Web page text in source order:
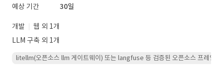
예상 기간
30일
개발
웹 외 1개
LLM 구축 외 1개
litellm(오픈소스 llm 게이트웨이) 또는 langfuse 등 검증된 오픈소스 프레임워